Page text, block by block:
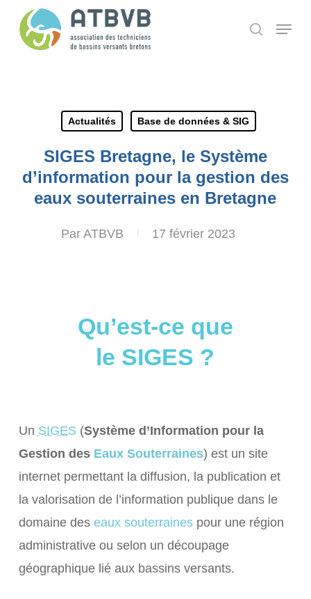
search
Menu
Actualités Base de données & SIG
SIGES Bretagne, le Système
d’information pour la gestion des
eaux souterraines en Bretagne
Par ATBVB 17 février 2023
Qu’est-ce que
le SIGES ?
Un SIGES (Système d’Information pour la
Gestion des Eaux Souterraines) est un site
internet permettant la diffusion, la publication et
la valorisation de l’information publique dans le
domaine des eaux souterrainespour une région
administrative ou selon un découpage
géographique lié aux bassins versants.
Panneau de gestion des cookies